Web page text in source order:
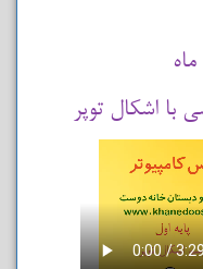
با اشکال توپر